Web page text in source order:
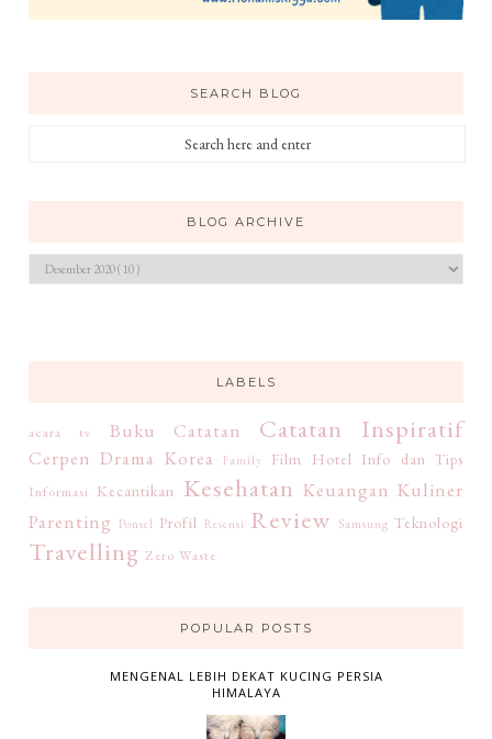
SEARCH BLOG
BLOG ARCHIVE
LABELS
acara tv Buku Catatan Catatan Inspiratif
Cerpen Drama Korea Family Film Hotel Info dan Tips
Informasi Kecantikan Kesehatan Keuangan Kuliner
Parenting Ponsel Profil Resensi Review Samsung Teknologi
Travelling Zero Waste
POPULAR POSTS
MENGENAL LEBIH DEKAT KUCING PERSIA
HIMALAYA